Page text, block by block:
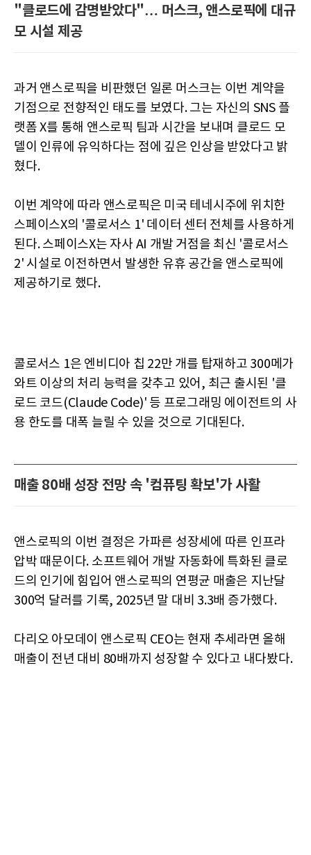
"클로드에 감명받았다"… 머스크, 앤스로픽에 대규
모 시설 제공
과거 앤스로픽을 비판했던 일론 머스크는 이번 계약을
기점으로 전향적인 태도를 보였다. 그는 자신의 SNS 플
랫폼 X를 통해 앤스로픽 팀과 시간을 보내며 클로드 모
델이 인류에 유익하다는 점에 깊은 인상을 받았다고 밝
혔다.
이번 계약에 따라 앤스로픽은 미국 테네시주에 위치한
스페이스X의 '콜로서스 1' 데이터 센터 전체를 사용하게
된다. 스페이스X는 자사 AI 개발 거점을 최신 '콜로서스
2' 시설로 이전하면서 발생한 유휴 공간을 앤스로픽에
제공하기로 했다.
콜로서스 1은 엔비디아 칩 22만 개를 탑재하고 300메가
와트 이상의 처리 능력을 갖추고 있어, 최근 출시된 '클
로드 코드(Claude Code)' 등 프로그래밍 에이전트의 사
용 한도를 대폭 늘릴 수 있을 것으로 기대된다.
매출 80배 성장 전망 속 '컴퓨팅 확보'가 사활
앤스로픽의 이번 결정은 가파른 성장세에 따른 인프라
압박 때문이다. 소프트웨어 개발 자동화에 특화된 클로
드의 인기에 힘입어 앤스로픽의 연평균 매출은 지난달
300억 달러를 기록, 2025년 말 대비 3.3배 증가했다.
다리오 아모데이 앤스로픽 CEO는 현재 추세라면 올해
매출이 전년 대비 80배까지 성장할 수 있다고 내다봤다.